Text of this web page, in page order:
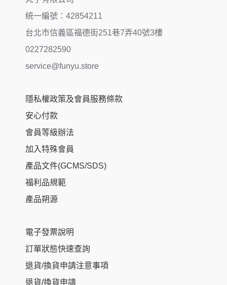
統一編號：42854211
台北市信義區福德街251巷7弄40號3樓
0227282590
service@funyu.store
隱私權政策及會員服務條款
安心付款
會員等級辦法
加入特殊會員
產品文件(GCMS/SDS)
福利品規範
產品朔源
電子發票說明
訂單狀態快速查詢
退貨/換貨申請注意事項
退貨/換貨申請